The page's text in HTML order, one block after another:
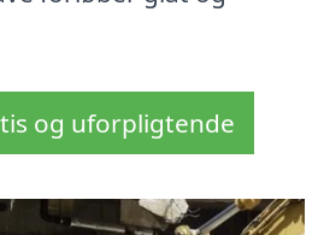
og uforpligtende